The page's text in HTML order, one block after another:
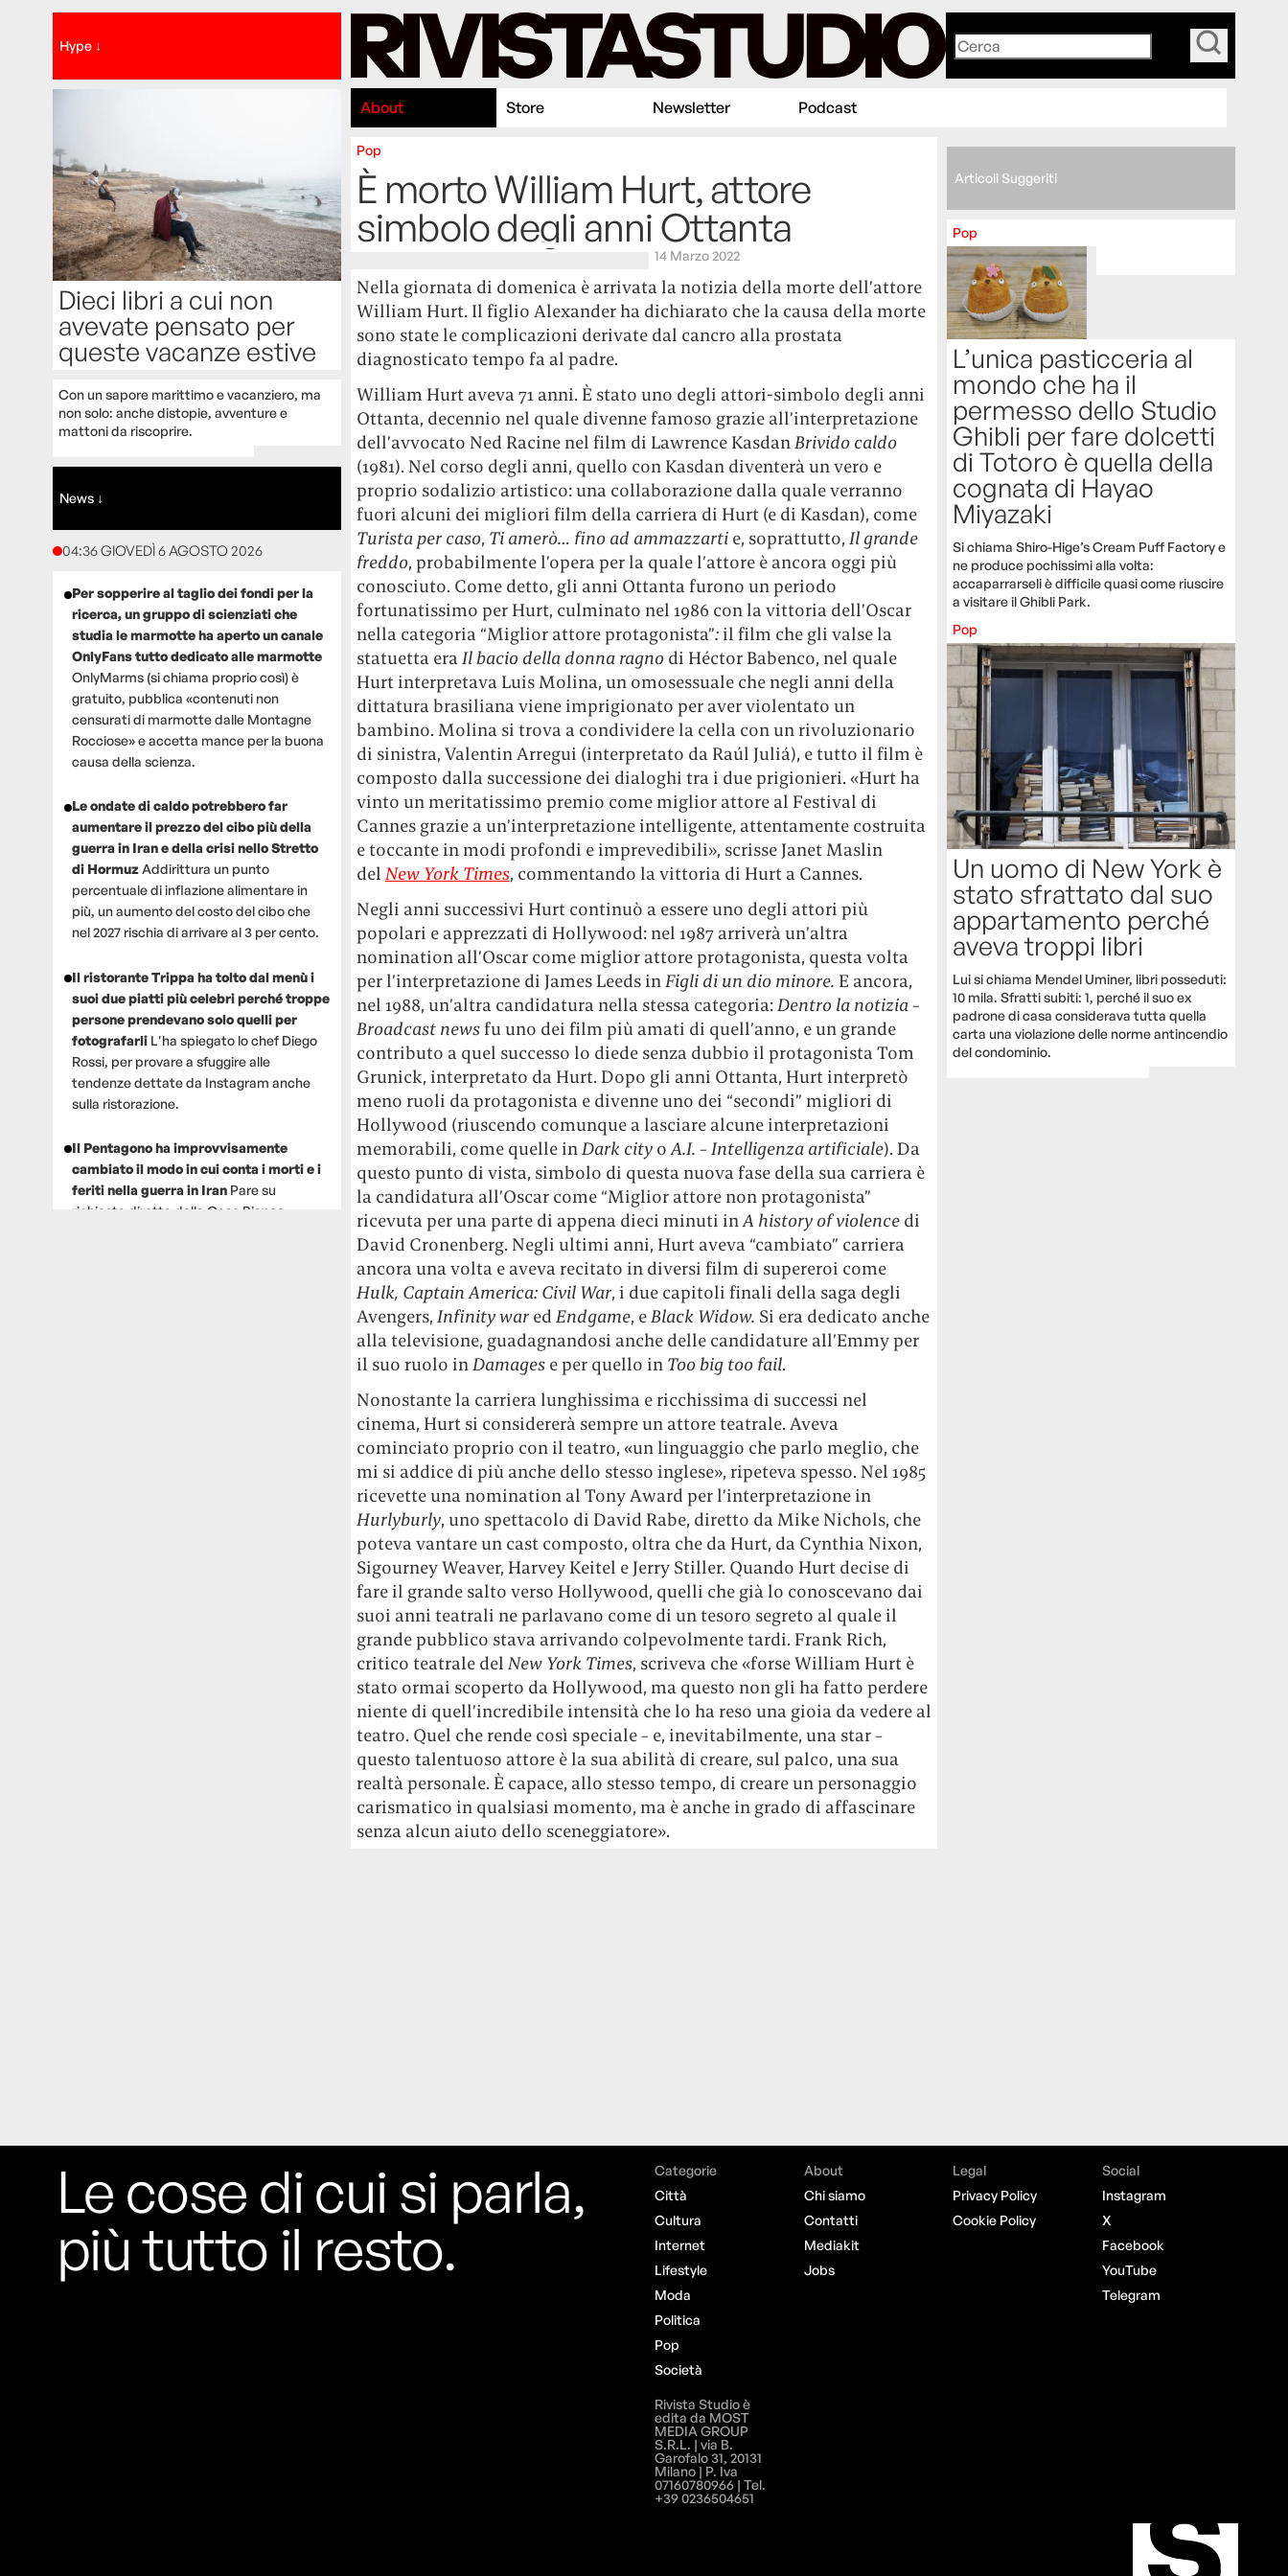
Hype ↓
Dieci libri a cui non
avevate pensato per
queste vacanze estive
Con un sapore marittimo e vacanziero, ma
non solo: anche distopie, avventure e
mattoni da riscoprire.
News ↓
04:36 GIOVEDÌ 6 AGOSTO 2026
Per sopperire al taglio dei fondi per la
ricerca, un gruppo di scienziati che
studia le marmotte ha aperto un canale
OnlyFans tutto dedicato alle marmotte
OnlyMarms (si chiama proprio così) è
gratuito, pubblica «contenuti non
censurati di marmotte dalle Montagne
Rocciose» e accetta mance per la buona
causa della scienza.
Le ondate di caldo potrebbero far
aumentare il prezzo del cibo più della
guerra in Iran e della crisi nello Stretto
di HormuzAddirittura un punto
percentuale di inflazione alimentare in
più, un aumento del costo del cibo che
nel 2027 rischia di arrivare al 3 per cento.
Il ristorante Trippa ha tolto dal menù i
suoi due piatti più celebri perché troppe
persone prendevano solo quelli per
fotografarli L'ha spiegato lo chef Diego
Rossi, per provare a sfuggire alle
tendenze dettate da Instagram anche
sulla ristorazione.
Il Pentagono ha improvvisamente
cambiato il modo in cui conta i morti e i
feriti nella guerra in Iran Pare su
richiesta diretta dalla Casa Bianca.
About Store Newsletter Podcast
Pop
È morto William Hurt, attore
simbolo degli anni Ottanta
14 Marzo 2022
Nella giornata di domenica è arrivata la notizia della morte dell’attore
William Hurt. Il figlio Alexander ha dichiarato che la causa della morte
sono state le complicazioni derivate dal cancro alla prostata
diagnosticato tempo fa al padre.
William Hurt aveva 71 anni. È stato uno degli attori-simbolo degli anni
Ottanta, decennio nel quale divenne famoso grazie all’interpretazione
dell’avvocato Ned Racine nel film di Lawrence KasdanBrivido caldo
(1981). Nel corso degli anni, quello con Kasdan diventerà un vero e
proprio sodalizio artistico: una collaborazione dalla quale verranno
fuori alcuni dei migliori film della carriera di Hurt (e di Kasdan), come
Turista per caso, Ti amerò… fino ad ammazzarti e, soprattutto, Il grande
freddo, probabilmente l’opera per la quale l’attore è ancora oggi più
conosciuto. Come detto, gli anni Ottanta furono un periodo
fortunatissimo per Hurt, culminato nel 1986 con la vittoria dell’Oscar
nella categoria “Miglior attore protagonista”: il film che gli valse la
statuetta era Il bacio della donna ragno di Héctor Babenco, nel quale
Hurt interpretava Luis Molina, un omosessuale che negli anni della
dittatura brasiliana viene imprigionato per aver violentato un
bambino. Molina si trova a condividere la cella con un rivoluzionario
di sinistra, Valentin Arregui (interpretato da Raúl Juliá), e tutto il film è
composto dalla successione dei dialoghi tra i due prigionieri. «Hurt ha
vinto un meritatissimo premio come miglior attore al Festival di
Cannes grazie a un’interpretazione intelligente, attentamente costruita
e toccante in modi profondi e imprevedibili», scrisse Janet Maslin
del New York Times, commentando la vittoria di Hurt a Cannes.
Negli anni successivi Hurt continuò a essere uno degli attori più
popolari e apprezzati di Hollywood: nel 1987 arriverà un’altra
nomination all’Oscar come miglior attore protagonista, questa volta
per l’interpretazione di James Leeds inFigli di un dio minore. E ancora,
nel 1988, un’altra candidatura nella stessa categoria:Dentro la notizia −
Broadcast newsfu uno dei film più amati di quell’anno, e un grande
contributo a quel successo lo diede senza dubbio il protagonista Tom
Grunick, interpretato da Hurt. Dopo gli anni Ottanta, Hurt interpretò
meno ruoli da protagonista e divenne uno dei “secondi” migliori di
Hollywood (riuscendo comunque a lasciare alcune interpretazioni
memorabili, come quelle inDark city oA.I. − Intelligenza artificiale). Da
questo punto di vista, simbolo di questa nuova fase della sua carriera è
la candidatura all’Oscar come “Miglior attore non protagonista”
ricevuta per una parte di appena dieci minuti inA history of violence di
David Cronenberg. Negli ultimi anni, Hurt aveva “cambiato” carriera
ancora una volta e aveva recitato in diversi film di supereroi come
Hulk, Captain America: Civil War, i due capitoli finali della saga degli
Avengers, Infinity war ed Endgame, eBlack Widow. Si era dedicato anche
alla televisione, guadagnandosi anche delle candidature all’Emmy per
il suo ruolo inDamages e per quello in Too big too fail.
Nonostante la carriera lunghissima e ricchissima di successi nel
cinema, Hurt si considererà sempre un attore teatrale. Aveva
cominciato proprio con il teatro, «un linguaggio che parlo meglio, che
mi si addice di più anche dello stesso inglese», ripeteva spesso. Nel 1985
ricevette una nomination al Tony Award per l’interpretazione in
Hurlyburly, uno spettacolo di David Rabe, diretto da Mike Nichols, che
poteva vantare un cast composto, oltra che da Hurt, da Cynthia Nixon,
Sigourney Weaver, Harvey Keitel e Jerry Stiller. Quando Hurt decise di
fare il grande salto verso Hollywood, quelli che già lo conoscevano dai
suoi anni teatrali ne parlavano come di un tesoro segreto al quale il
grande pubblico stava arrivando colpevolmente tardi. Frank Rich,
critico teatrale del New York Times, scriveva che «forse William Hurt è
stato ormai scoperto da Hollywood, ma questo non gli ha fatto perdere
niente di quell’incredibile intensità che lo ha reso una gioia da vedere al
teatro. Quel che rende così speciale − e, inevitabilmente, una star −
questo talentuoso attore è la sua abilità di creare, sul palco, una sua
realtà personale. È capace, allo stesso tempo, di creare un personaggio
carismatico in qualsiasi momento, ma è anche in grado di affascinare
senza alcun aiuto dello sceneggiatore».
Articoli Suggeriti
Pop
L’unica pasticceria al
mondo che ha il
permesso dello Studio
Ghibli per fare dolcetti
di Totoro è quella della
cognata di Hayao
Miyazaki
Si chiama Shiro-Hige’s Cream Puff Factory e
ne produce pochissimi alla volta:
accaparrarseli è difficile quasi come riuscire
a visitare il Ghibli Park.
Pop
Un uomo di New York è
stato sfrattato dal suo
appartamento perché
aveva troppi libri
Lui si chiama Mendel Uminer, libri posseduti:
10 mila. Sfratti subiti: 1, perché il suo ex
padrone di casa considerava tutta quella
carta una violazione delle norme antincendio
del condominio.
Le cose di cui si parla,
più tutto il resto.
Categorie
Città
Cultura
Internet
Lifestyle
Moda
Politica
Pop
Società
About
Chi siamo
Contatti
Mediakit
Jobs
Legal
Privacy Policy
Cookie Policy
Social
Instagram
X
Facebook
YouTube
Telegram
Rivista Studio è
edita da MOST
MEDIA GROUP
S.R.L. | via B.
Garofalo 31, 20131
Milano | P. Iva
07160780966 | Tel.
+39 0236504651